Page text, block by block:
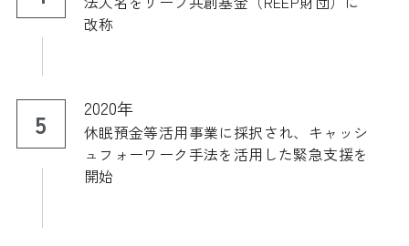
改称
5 2020年
休眠預金等活用事業に採択され、キャッシ
ュフォーワーク手法を活用した緊急支援を
開始